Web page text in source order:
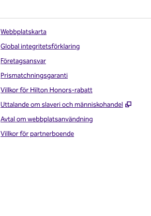
Webbplatskarta
Global integritetsförklaring
Företagsansvar
Prismatchningsgaranti
Villkor för Hilton Honors-rabatt
Uttalande om slaveri och människohandel
,
Avtal om webbplatsanvändning
Villkor för partnerboende